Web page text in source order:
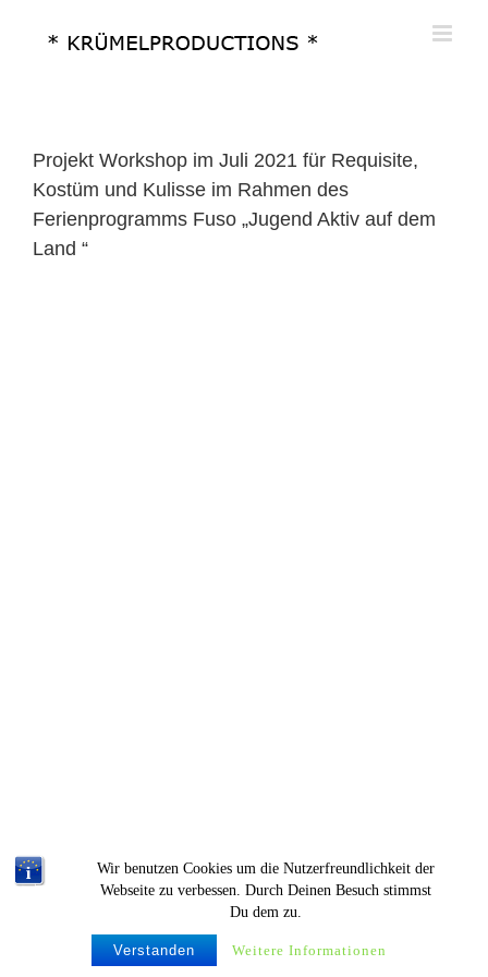
Wir benutzen Cookies um die Nutzerfreundlichkeit der
Webseite zu verbessen. Durch Deinen Besuch stimmst
Du dem zu.
Verstanden Weitere Informationen
Projekt Workshop im Juli 2021 für Requisite,
Kostüm und Kulisse im Rahmen des
Ferienprogramms Fuso „Jugend Aktiv auf dem
Land “
© Krümelproductions |Imperssum & Datenschutz